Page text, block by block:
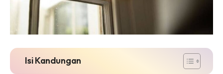
Make Over
Bilik Air
Bilik Tidur
Dapur
Ruang Makan
Isi Kandungan